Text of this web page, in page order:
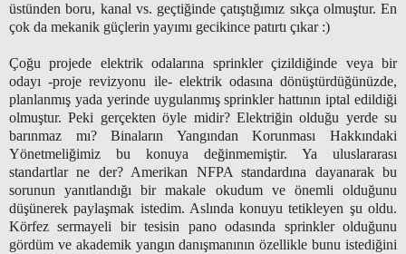
üstünden boru, kanal vs. geçtiğinde çatıştığımız sıkça olmuştur. En
çok da mekanik güçlerin yayımı gecikince patırtı çıkar :)
Çoğu projede elektrik odalarına sprinkler çizildiğinde veya bir
odayı -proje revizyonu ile- elektrik odasına dönüştürdüğünüzde,
planlanmış yada yerinde uygulanmış sprinkler hattının iptal edildiği
olmuştur. Peki gerçekten öyle midir? Elektriğin olduğu yerde su
barınmaz mı? Binaların Yangından Korunması Hakkındaki
Yönetmeliğimiz bu konuya değinmemiştir. Ya uluslararası
standartlar ne der? Amerikan NFPA standardına dayanarak bu
sorunun yanıtlandığı bir makale okudum ve önemli olduğunu
düşünerek paylaşmak istedim. Aslında konuyu tetikleyen şu oldu.
Körfez sermayeli bir tesisin pano odasında sprinkler olduğunu
gördüm ve akademik yangın danışmanının özellikle bunu istediğini